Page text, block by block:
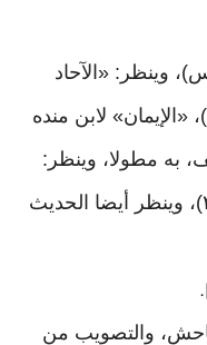
وينظر: «الآحاد
والمثاني» لابن أبي عاصم (٤/ ١٤٧)، «الإيمان» لابن منده
به مطولا، وينظر:
«الاستيعاب» لابن عبد البر (١/ ٢٠٥)، وينظر أيضا الحديث
والتصويب من